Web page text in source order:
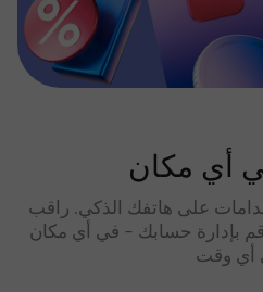
أي مكان
على هاتفك الذكي. راقب
بإدارة حسابك - في أي مكان
أي وقت